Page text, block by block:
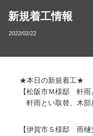
新規着工情報
2022/02/22
★本日の新規着工★
【松阪市Ｍ様邸 軒
軒雨とい取替、木部
【伊賀市Ｓ様邸 雨樋